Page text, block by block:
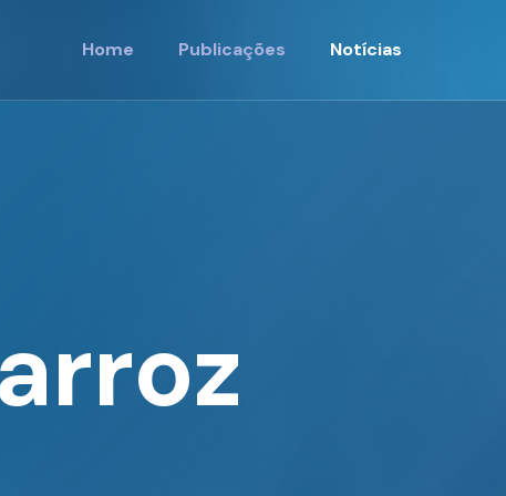
Home Publicações Notícias